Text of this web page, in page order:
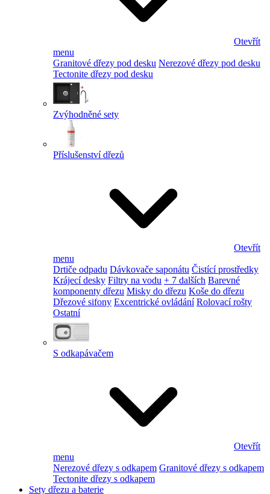
Otevřít
menu
Granitové dřezy pod desku Nerezové dřezy pod desku
Tectonite dřezy pod desku
Zvýhodněné sety
Příslušenství dřezů
Otevřít
menu
Drtiče odpadu Dávkovače saponátu Čistící prostředky
Krájecí desky Filtry na vodu + 7 dalších Barevné
komponenty dřezu Misky do dřezu Koše do dřezu
Dřezové sifony Excentrické ovládání Rolovací rošty
Ostatní
S odkapávačem
Otevřít
menu
Nerezové dřezy s odkapem Granitové dřezy s odkapem
Tectonite dřezy s odkapem
Sety dřezu a baterie